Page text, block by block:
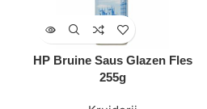
HP Bruine Saus Glazen Fles
255g